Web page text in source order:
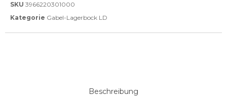
SKU 3966220301000
Kategorie Gabel-Lagerbock LD
Beschreibung